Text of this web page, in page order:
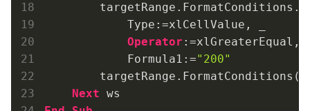
            Type:=xlCellValue, _
Operator :=xlGreaterEqual,
            Formula1:=
"200"
        targetRange.FormatConditions(
Next